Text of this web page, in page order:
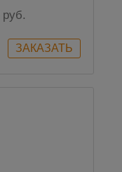
руб.